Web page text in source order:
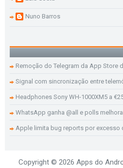
Nuno Barros
Remoção do Telegram da App Store
Signal com sincronização entre
Headphones Sony WH-1000XM5 a
WhatsApp ganha @all e polls
Apple limita bug reports por excesso
Copyright © 2026 Apps do